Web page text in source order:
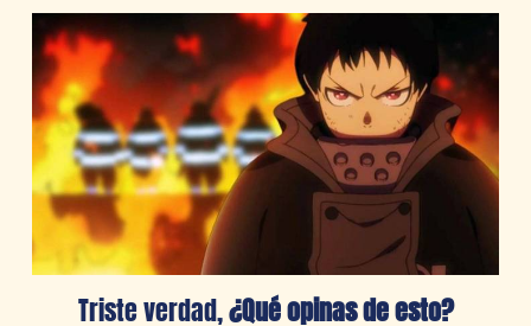
Triste verdad,¿Qué opinas de esto?